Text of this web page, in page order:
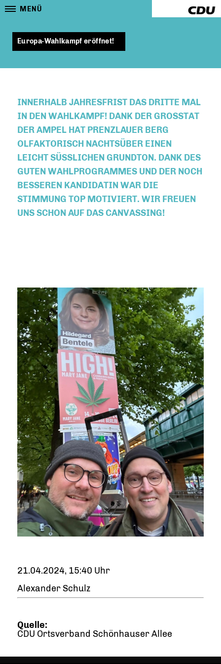
MENÜ
Europa-Wahlkampf eröffnet!
INNERHALB JAHRESFRIST DAS DRITTE MAL
IN DEN WAHLKAMPF! DANK DER GROSSTAT D
ER AMPEL HAT PRENZLAUER BERG O
LFAKTORISCH NACHTSÜBER EINEN L
EICHT SÜSSLICHEN GRUNDTON. DANK DES GU
TEN WAHLPROGRAMMES UND DER NOCH BE
SSEREN KANDIDATIN WAR DIE ST
IMMUNG TOP MOTIVIERT. WIR FREUEN UN
S SCHON AUF DAS CANVASSING!
21.04.2024, 15:40 Uhr
Alexander Schulz
Quelle:
CDU Ortsverband Schönhauser Allee